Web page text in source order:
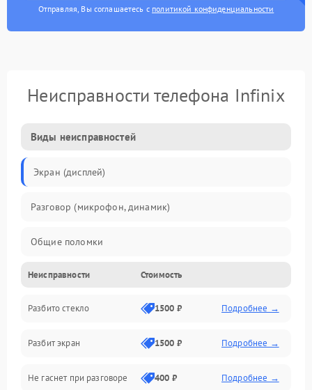
Отправляя, Вы соглашаетесь с политикой конфиденциальности
Неисправности телефона Infinix
Виды неисправностей
Экран (дисплей)
Разговор (микрофон, динамик)
Общие поломки
Проблемы связи
Камеры
Проблемы с дисплеем и сенсором
Зарядка
Неисправности Стоимость
Разбито стекло 1500 ₽ Подробнее →
Разбит экран 1500 ₽ Подробнее →
Не гаснет при разговоре 400 ₽ Подробнее →